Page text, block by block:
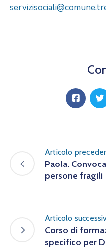
Articolo
Paola.
persone fragili
Articolo
Corso di
specifico per